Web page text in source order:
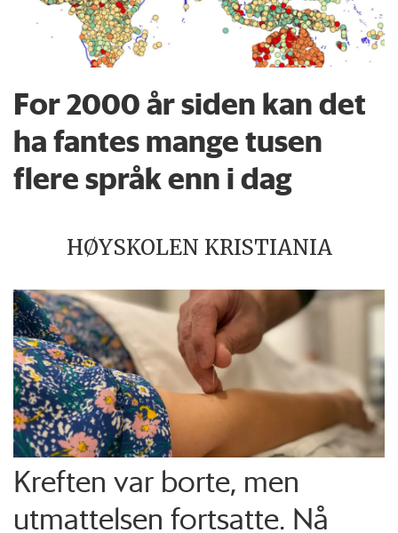
For 2000 år siden kan det
ha fantes mange tusen
flere språk enn i dag
HØYSKOLEN KRISTIANIA
Kreften var borte, men
utmattelsen fortsatte. Nå